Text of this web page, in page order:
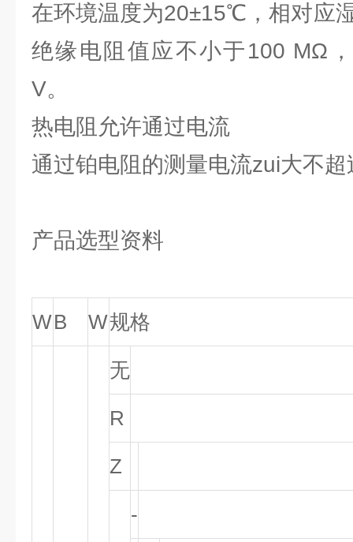
在环境温度为20±15℃，相对应
绝缘电阻值应不小于100 MΩ
V。
热电阻允许通过电流
通过铂电阻的测量电流zui大不
产品选型资料
WB W规格
无
R
Z
-